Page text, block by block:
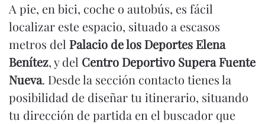
A pie, en bici, coche o autobús, es fácil
localizar este espacio, situado a escasos
metros del Palacio de los Deportes Elena
Benítez, y del Centro Deportivo Supera Fuente
Nueva. Desde la sección contacto tienes la
posibilidad de diseñar tu itinerario, situando
tu dirección de partida en el buscador que